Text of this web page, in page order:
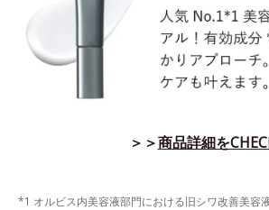
＞＞商品詳細を
*1 オルビス内美容液部門における旧シワ改善美容